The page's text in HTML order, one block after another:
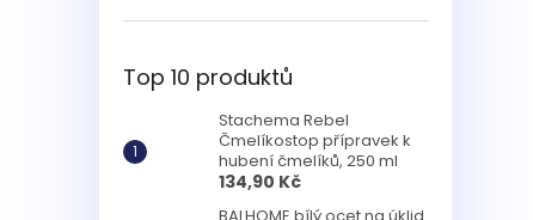
Top 10 produktů
Stachema Rebel
Čmelíkostop přípravek k
hubení čmelíků, 250 ml
134,90 Kč